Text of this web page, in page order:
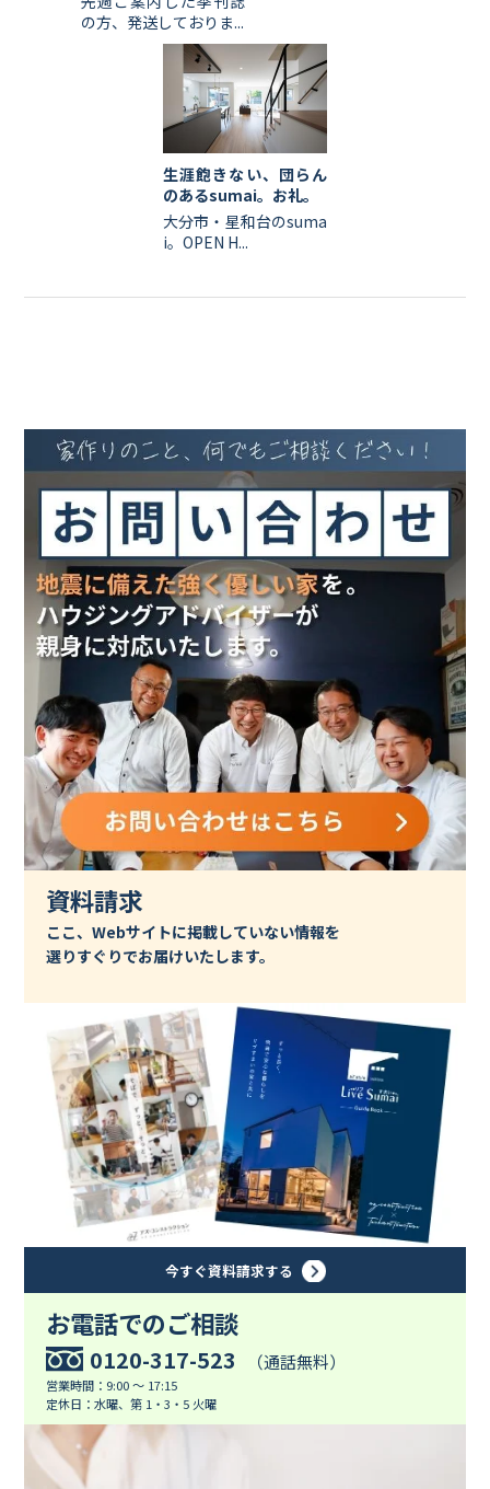
の方、発送しておりま...
生涯飽きない、団らん
のあるsumai。お礼。
大分市・星和台のsuma
i。OPEN H...
資料請求
ここ、Webサイトに掲載していない情報を
選りすぐりでお届けいたします。
今すぐ資料請求する
お電話でのご相談
0120-317-523 （通話無料）
営業時間：9:00 ～ 17:15
定休日：水曜、第 1・3・5 火曜